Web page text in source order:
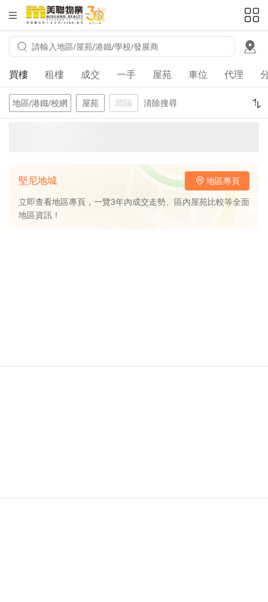
HKD ft²
買樓 租樓 成交 一手 屋苑 車位 代理
地區/港鐵/校網 屋苑 間隔 清除搜尋
堅尼地城 地區專頁
立即查看地區專頁，一覽3年內成交走勢、區內屋苑比較等全面
地區資訊！